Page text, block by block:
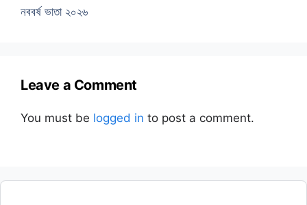
নববর্ষ ভাতা ২০২৬
Leave a Comment
You must be logged in to post a comment.